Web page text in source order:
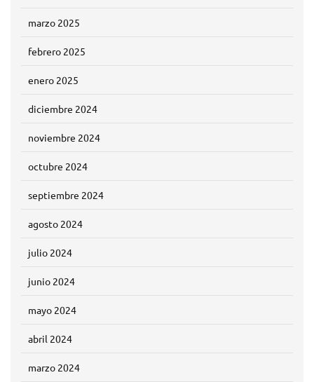
marzo 2025
febrero 2025
enero 2025
diciembre 2024
noviembre 2024
octubre 2024
septiembre 2024
agosto 2024
julio 2024
junio 2024
mayo 2024
abril 2024
marzo 2024